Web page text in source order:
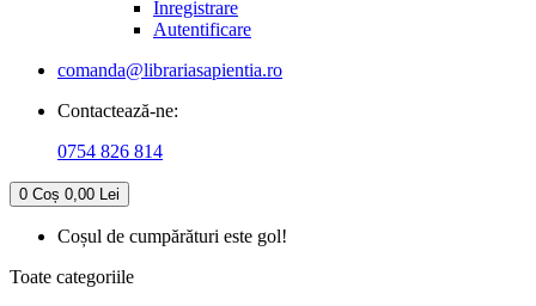
Înregistrare
Autentificare
comanda@librariasapientia.ro
Contactează-ne:
0754 826 814
0 Coș 0,00 Lei
Coșul de cumpărături este gol!
Toate categoriile